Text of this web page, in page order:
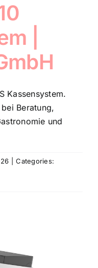
|
Kassensystem.
Beratung,
und
Categories: